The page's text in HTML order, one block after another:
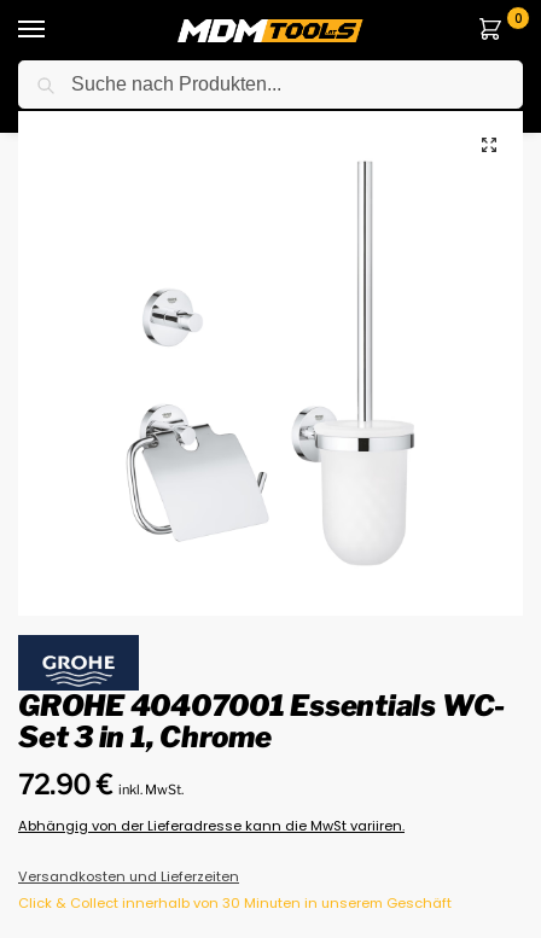
0
Startseite / Haus / Grohe-Serie /
GROHE 40407001 Essentials WC-
Set 3 in 1, Chrome
72.90€ inkl. MwSt.
Abhängig von der Lieferadresse kann die MwSt variiren.
Versandkosten und Lieferzeiten
Click & Collect innerhalb von 30 Minuten in unserem Geschäft